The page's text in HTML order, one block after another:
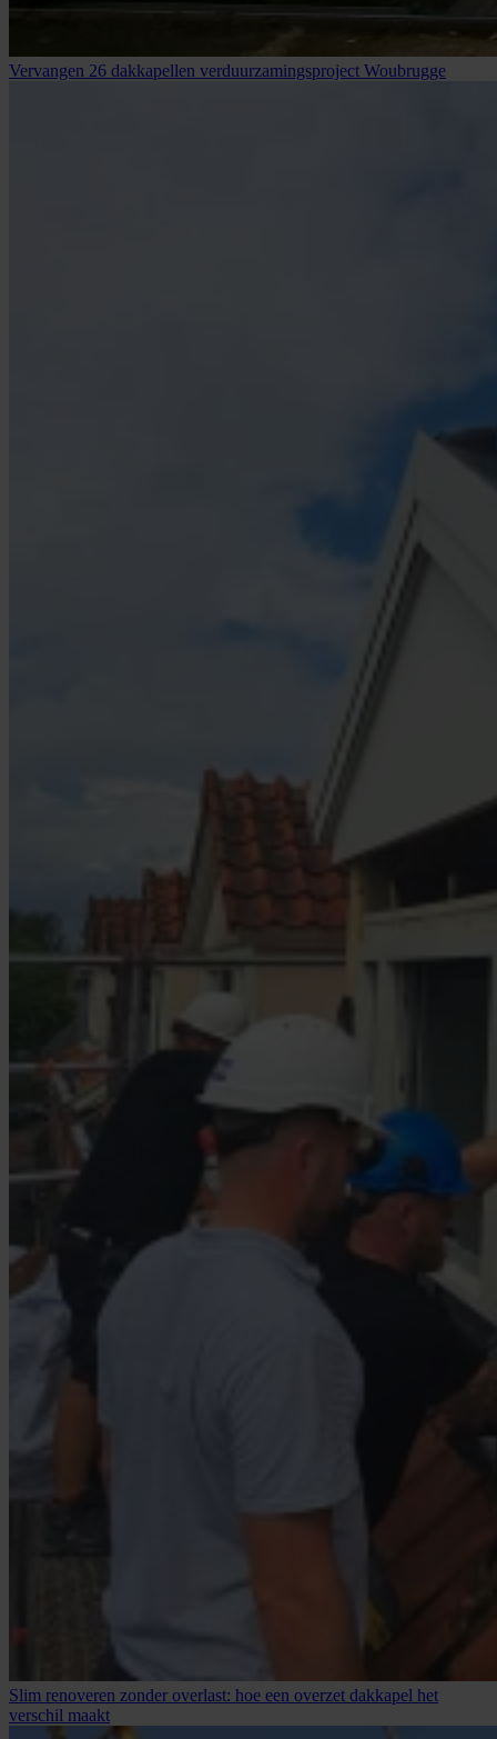
Vervangen 26 dakkapellen verduurzamingsproject Woubrugge
Slim renoveren zonder overlast: hoe een overzet dakkapel het
verschil maakt